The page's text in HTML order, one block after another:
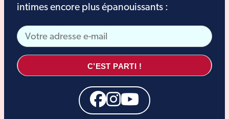
intimes encore plus épanouissants :
C’EST PARTI !